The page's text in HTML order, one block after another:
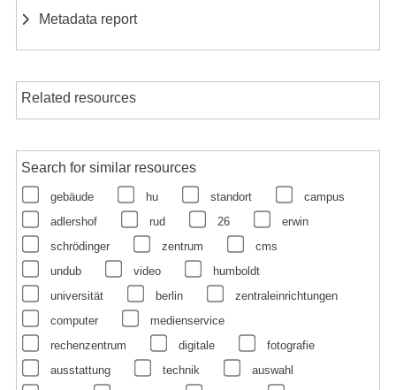
Metadata report
Related resources
Search for similar resources
gebäude hu standort
campus
adlershof
rud 26
erwin
schrödinger
zentrum
cms
undub
video
humboldt
universität
berlin
zentraleinrichtungen
computer
medienservice
rechenzentrum
digitale
fotografie
ausstattung
technik
auswahl